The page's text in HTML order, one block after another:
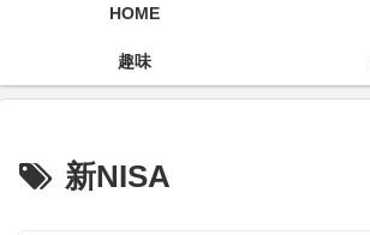
HOME
趣味
新NISA